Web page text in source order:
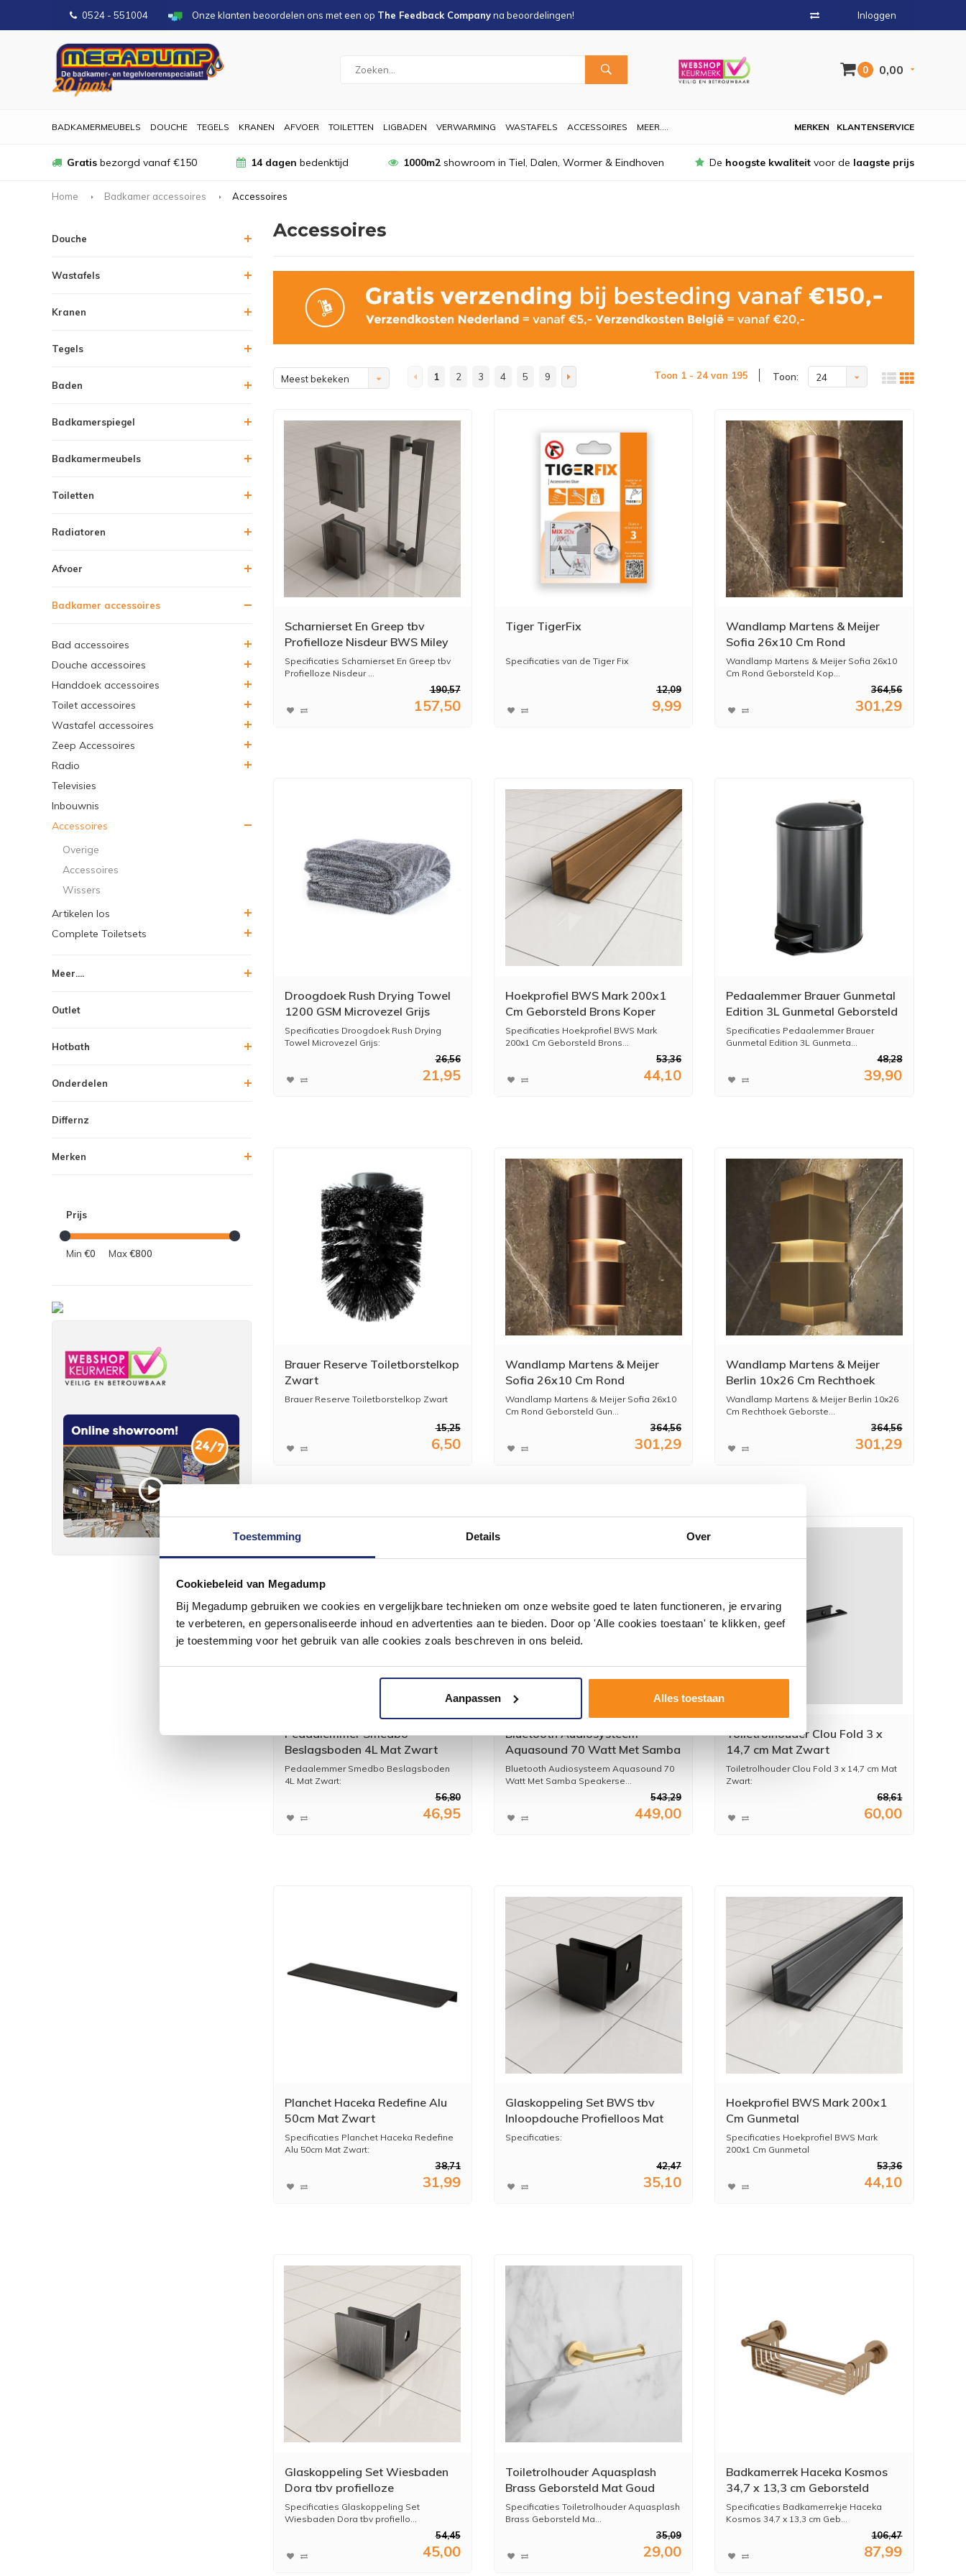
Toestemming Details Over
Cookiebeleid van Megadump
Bij Megadump gebruiken we cookies en vergelijkbare technieken om onze website goed te laten functioneren, je ervaring
te verbeteren, en gepersonaliseerde inhoud en advertenties aan te bieden. Door op 'Alle cookies toestaan' te klikken, geef
je toestemming voor het gebruik van alle cookies zoals beschreven in ons beleid.
Aanpassen Alles toestaan
0524 - 551004 Onze klanten beoordelen ons met een op The Feedback Companyna beoordelingen! Inloggen
0 0,00
BADKAMERMEUBELS DOUCHE TEGELS KRANEN AFVOER TOILETTEN LIGBADEN VERWARMING WASTAFELS ACCESSOIRES MEER.... KLANTENSERVICE
MERKEN
Gratis bezorgd vanaf €150 14 dagen bedenktijd 1000m2showroom in Tiel, Dalen, Wormer & Eindhoven De hoogste kwaliteit voor de laagste prijs
Home Badkamer accessoires Accessoires
Douche
Wastafels
Kranen
Tegels
Baden
Badkamerspiegel
Badkamermeubels
Toiletten
Radiatoren
Afvoer
Badkamer accessoires
Bad accessoires
Douche accessoires
Handdoek accessoires
Toilet accessoires
Wastafel accessoires
Zeep Accessoires
Radio
Televisies
Inbouwnis
Accessoires
Overige
Accessoires
Wissers
Artikelen los
Complete Toiletsets
Meer....
Outlet
Hotbath
Onderdelen
Differnz
Merken
Prijs
Min €0 Max€800
Accessoires
Meest bekeken 1 2 3 4 5 9 Toon 1 - 24 van 195 Toon: 24
Scharnierset En Greep tbv
Profielloze Nisdeur BWS Miley
Gunmetal
Specificaties Scharnierset En Greep tbv
Profielloze Nisdeur ...
190,57
157,50
Tiger TigerFix
Specificaties van de Tiger Fix
...
12,09
9,99
Wandlamp Martens & Meijer
Sofia 26x10 Cm Rond
Geborsteld Koper
Wandlamp Martens & Meijer Sofia 26x10
Cm Rond Geborsteld Kop...
364,56
301,29
Droogdoek Rush Drying Towel
1200 GSM Microvezel Grijs
Specificaties Droogdoek Rush Drying
Towel Microvezel Grijs:
26,56
21,95
Hoekprofiel BWS Mark 200x1
Cm Geborsteld Brons Koper
Specificaties Hoekprofiel BWS Mark
200x1 Cm Geborsteld Brons...
53,36
44,10
Pedaalemmer Brauer Gunmetal
Edition 3L Gunmetal Geborsteld
Specificaties Pedaalemmer Brauer
Gunmetal Edition 3L Gunmeta...
48,28
39,90
Brauer Reserve Toiletborstelkop
Zwart
Brauer Reserve Toiletborstelkop Zwart
15,25
6,50
Wandlamp Martens & Meijer
Sofia 26x10 Cm Rond
Geborsteld Gunmetal
Wandlamp Martens & Meijer Sofia 26x10
Cm Rond Geborsteld Gun...
364,56
301,29
Wandlamp Martens & Meijer
Berlin 10x26 Cm Rechthoek
Geborsteld Gunmetal
Wandlamp Martens & Meijer Berlin 10x26
Cm Rechthoek Geborste...
364,56
301,29
Pedaalemmer Smedbo
Beslagsboden 4L Mat Zwart
Pedaalemmer Smedbo Beslagsboden
4L Mat Zwart:
* Merk: S...
56,80
46,95
Bluetooth Audiosysteem
Aquasound 70 Watt Met Samba
Speakerset Mat Chroom
Bluetooth Audiosysteem Aquasound 70
Watt Met Samba Speakerse...
543,29
449,00
Toiletrolhouder Clou Fold 3 x
14,7 cm Mat Zwart
Toiletrolhouder Clou Fold 3 x 14,7 cm Mat
Zwart:
68,61
60,00
Planchet Haceka Redefine Alu
50cm Mat Zwart
Specificaties Planchet Haceka Redefine
Alu 50cm Mat Zwart:
38,71
31,99
Glaskoppeling Set BWS tbv
Inloopdouche Profielloos Mat
Zwart
Specificaties:
* Breedte: 4,4 cm
42,47
35,10
Hoekprofiel BWS Mark 200x1
Cm Gunmetal
Specificaties Hoekprofiel BWS Mark
200x1 Cm Gunmetal
* ...
53,36
44,10
Glaskoppeling Set Wiesbaden
Dora tbv profielloze
Inloopdouche Gunmetal
Specificaties Glaskoppeling Set
Wiesbaden Dora tbv profiello...
54,45
45,00
Toiletrolhouder Aquasplash
Brass Geborsteld Mat Goud
Specificaties Toiletrolhouder Aquasplash
Brass Geborsteld Ma...
35,09
29,00
Badkamerrek Haceka Kosmos
34,7 x 13,3 cm Geborsteld
Koper
Specificaties Badkamerrekje Haceka
Kosmos 34,7 x 13,3 cm Geb...
106,47
87,99